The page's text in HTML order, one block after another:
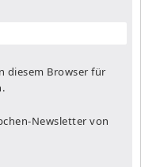
diesem Browser für
Newsletter von